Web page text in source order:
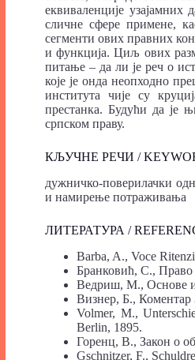
еквиваленције
сличне сфере примене,
сегменти ових правних
и функција. Циљ ових
питање – да ли је реч о
које је онда неопходно
института чије су
престанка. Будући да је
српском праву.
КЉУЧНЕ РЕЧИ /
дужничко-поверилачки
и намирење потраживања
ЛИТЕРАТУРА /
Barba, A., Voce
Бранковић, С., Право
Ведриш, М., Основе
Визнер, Б., Коментар
Volmer, M.,
Berlin, 1895.
Горенц, В., Закон о
Gschnitzer, F.,